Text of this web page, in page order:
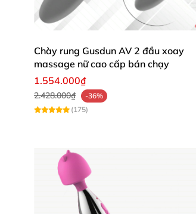
Chày rung Gusdun AV 2 đầu xoay
massage nữ cao cấp bán chạy
1.554.000₫
2.428.000₫
-36%
(175)